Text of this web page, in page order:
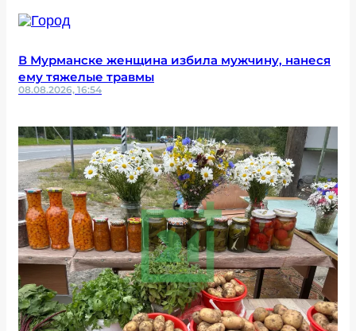
В Мурманске женщина избила мужчину, нанеся
ему тяжелые травмы
08.08.2026, 16:54